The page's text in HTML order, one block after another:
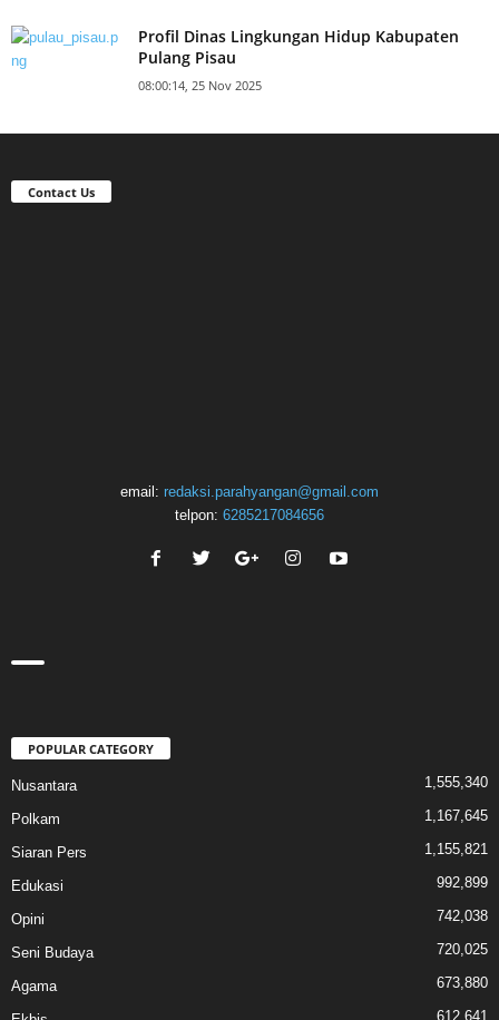
Profil Dinas Lingkungan Hidup Kabupaten
Pulang Pisau
08:00:14, 25 Nov 2025
Contact Us
email: redaksi.parahyangan@gmail.com
telpon: 6285217084656
POPULAR CATEGORY
Nusantara 1,555,340
Polkam 1,167,645
Siaran Pers 1,155,821
Edukasi 992,899
Opini 742,038
Seni Budaya 720,025
Agama 673,880
612,641